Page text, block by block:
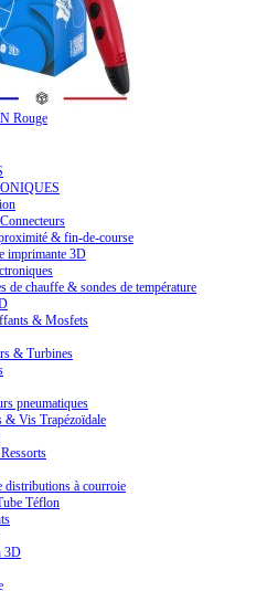
Rouge
& fin-de-course
imprimante 3D
de chauffe & sondes de température
& Mosfets
& Turbines
pneumatiques
& Vis Trapézoïdale
distributions à courroie
Téflon
3D